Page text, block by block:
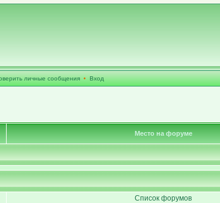
личные сообщения • Вход
Место на форуме
Список форумов